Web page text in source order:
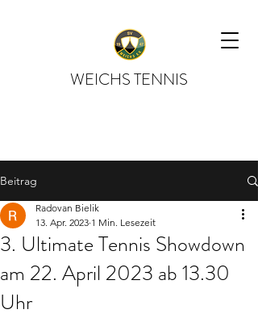
WEICHS TENNIS
Beitrag
3. Ultimate Tennis Showdown
am 22. April 2023 ab 13.30
Uhr
Radovan Bielik
13. Apr. 2023 1 Min. Lesezeit